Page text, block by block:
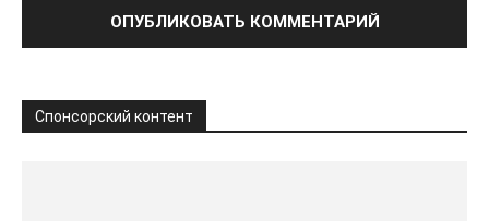
Спонсорский контент